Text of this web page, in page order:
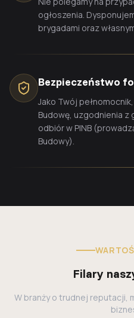
ogłoszenia.
brygadami oraz
Bezpieczeństwo
Jako Twój
Budowę, uzgodnienia
odbiór w PINB
Budowy).
Filary
W branży o trudnej reputacji,